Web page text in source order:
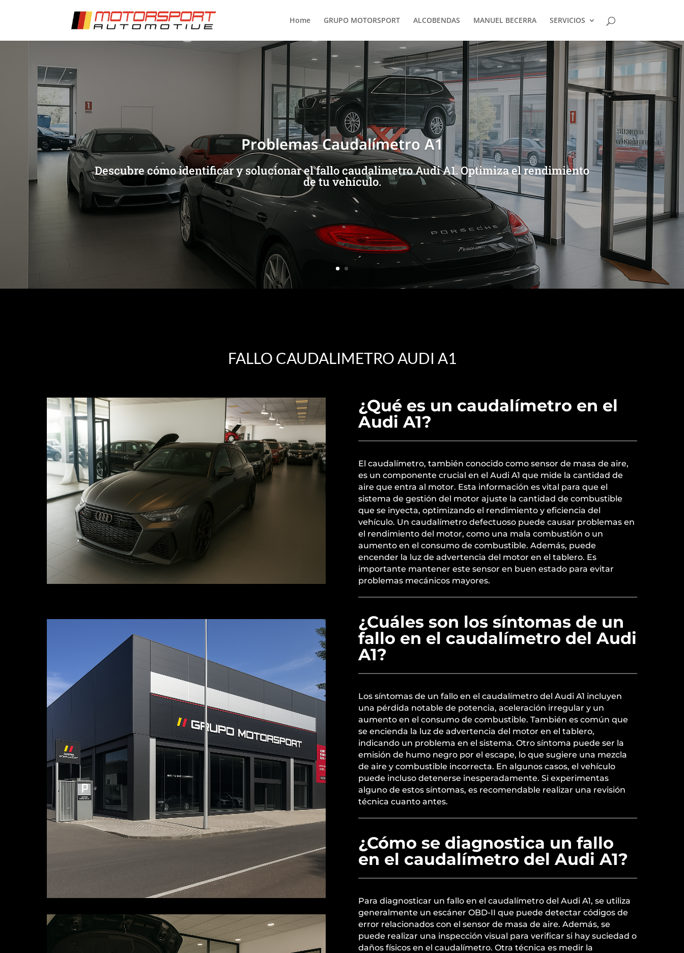
Home GRUPO MOTORSPORT ALCOBENDAS MANUEL BECERRA SERVICIOS
Problemas Caudalímetro A1
Descubre cómo identificar y solucionar el fallo caudalimetro Audi A1. Optimiza el rendimiento
de tu vehículo.
FALLO CAUDALIMETRO AUDI A1
¿Qué es un caudalímetro en el
Audi A1?
El caudalímetro, también conocido como sensor de masa de aire,
es un componente crucial en el Audi A1 que mide la cantidad de
aire que entra al motor. Esta información es vital para que el
sistema de gestión del motor ajuste la cantidad de combustible
que se inyecta, optimizando el rendimiento y eficiencia del
vehículo. Un caudalímetro defectuoso puede causar problemas en
el rendimiento del motor, como una mala combustión o un
aumento en el consumo de combustible. Además, puede
encender la luz de advertencia del motor en el tablero. Es
importante mantener este sensor en buen estado para evitar
problemas mecánicos mayores.
¿Cuáles son los síntomas de un
fallo en el caudalímetro del Audi
A1?
Los síntomas de un fallo en el caudalímetro del Audi A1 incluyen
una pérdida notable de potencia, aceleración irregular y un
aumento en el consumo de combustible. También es común que
se encienda la luz de advertencia del motor en el tablero,
indicando un problema en el sistema. Otro síntoma puede ser la
emisión de humo negro por el escape, lo que sugiere una mezcla
de aire y combustible incorrecta. En algunos casos, el vehículo
puede incluso detenerse inesperadamente. Si experimentas
alguno de estos síntomas, es recomendable realizar una revisión
técnica cuanto antes.
¿Cómo se diagnostica un fallo
en el caudalímetro del Audi A1?
Para diagnosticar un fallo en el caudalímetro del Audi A1, se utiliza
generalmente un escáner OBD-II que puede detectar códigos de
error relacionados con el sensor de masa de aire. Además, se
puede realizar una inspección visual para verificar si hay suciedad o
daños físicos en el caudalímetro. Otra técnica es medir la